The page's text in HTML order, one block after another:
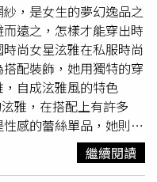
力挺。（圖／品牌提
，是女生的夢幻逸品之
遠之，怎樣才能穿出時
尚女星泫雅在私服時尚
配裝飾，她用獨特的穿
自成泫雅風的特色
雅，在搭配上有許多
性感的蕾絲單品，她則選
帽T搭配皮短裙搭配蕾
的亮眼裝扮。（圖／翻
繼續閱讀